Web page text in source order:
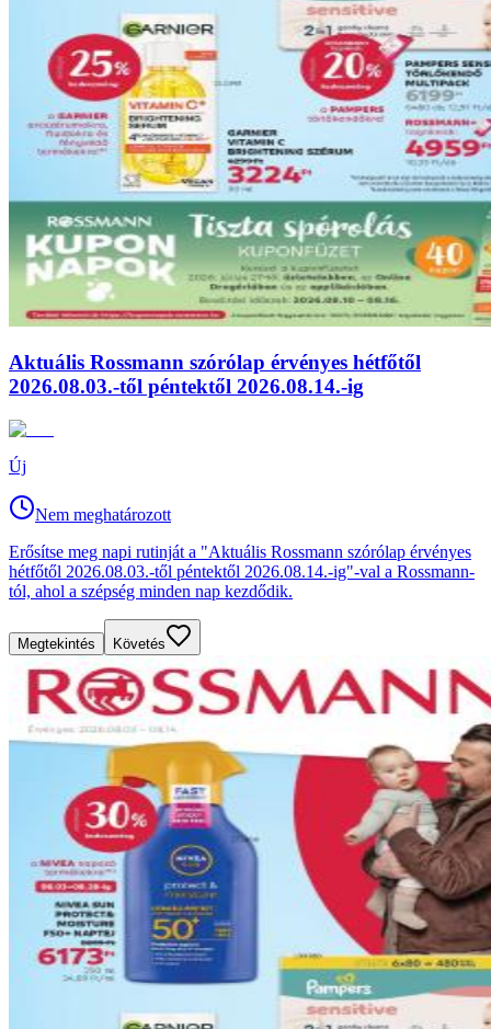
Aktuális Rossmann szórólap érvényes hétfőtől
2026.08.03.-től péntektől 2026.08.14.-ig
Új
Nem meghatározott
Erősítse meg napi rutinját a "Aktuális Rossmann szórólap érvényes
hétfőtől 2026.08.03.-től péntektől 2026.08.14.-ig"-val a Rossmann-
tól, ahol a szépség minden nap kezdődik.
Megtekintés Követés